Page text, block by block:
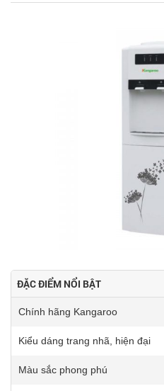
ĐẶC ĐIỂM NỔI BẬT
Chính hãng Kangaroo
Kiểu dáng trang nhã, hiện đại
Màu sắc phong phú